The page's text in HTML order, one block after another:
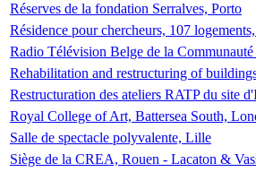
Réserves de la fondation Serralves, Porto
Résidence pour chercheurs, 107
Radio Télévision Belge de la
Rehabilitation and restructuring of
Restructuration des ateliers RATP du site
Royal College of Art, Battersea South,
Salle de spectacle polyvalente, Lille
Siège de la CREA, Rouen - Lacaton &